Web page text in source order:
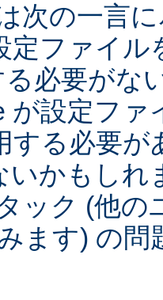
次の一言
定ファイ
必要がな
が設定フ
する必要が
いかもしれ
ック (他の
ます) の問